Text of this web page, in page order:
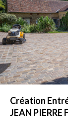
Création
JEAN